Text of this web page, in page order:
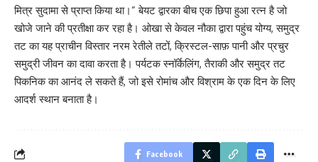
मित्र सुदामा से प्राप्त किया था।” बेयट द्वारका बीच एक छिपा हुआ रत्न है जो
खोजे जाने की प्रतीक्षा कर रहा है। ओखा से केवल नौका द्वारा पहुंच योग्य, समुद्र
तट का यह प्राचीन विस्तार नरम रेतीले तटों, क्रिस्टल-साफ़ पानी और प्रचुर
समुद्री जीवन का दावा करता है। पर्यटक स्नॉर्केलिंग, तैराकी और समुद्र तट
पिकनिक का आनंद ले सकते हैं, जो इसे रोमांच और विश्राम के एक दिन के लिए
आदर्श स्थान बनाता है।
Facebook